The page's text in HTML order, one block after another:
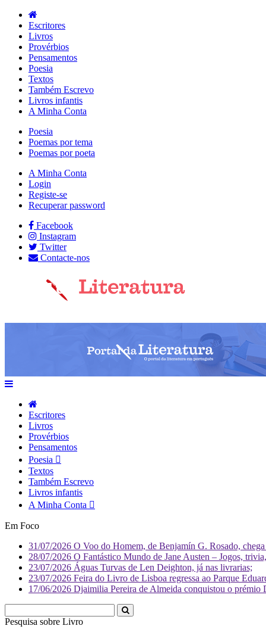
Escritores
Livros
Provérbios
Pensamentos
Poesia
Textos
Também Escrevo
Livros infantis
A Minha Conta
Poesia
Poemas por tema
Poemas por poeta
A Minha Conta
Login
Registe-se
Recuperar password
Facebook
Instagram
Twitter
Contacte-nos
Escritores
Livros
Provérbios
Pensamentos
Poesia
Textos
Também Escrevo
Livros infantis
A Minha Conta
Em Foco
31/07/2026 O Voo do Homem, de Benjamín G. Rosado,
28/07/2026 O Fantástico Mundo de Jane Austen – Jogos,
23/07/2026 Águas Turvas de Len Deighton, já nas livrarias;
23/07/2026 Feira do Livro de Lisboa regressa ao Parque
17/06/2026 Djaimilia Pereira de Almeida conquistou o
Pesquisa sobre Li